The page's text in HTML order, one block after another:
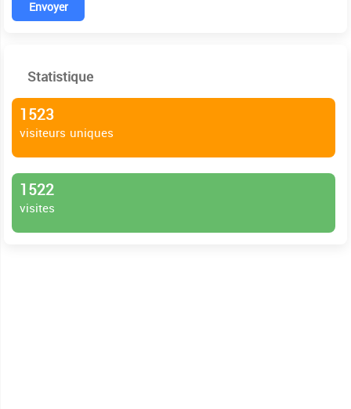
Envoyer
Statistique
1523
visiteurs uniques
1522
visites